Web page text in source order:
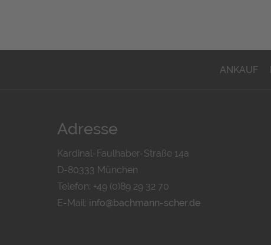
ANKAUF
Adresse
Kardinal-Faulhaber-Straße 14a
D-80333 München
Telefon: +49 (0)89 29 32 70
E-Mail: info@bachmann-scher.de